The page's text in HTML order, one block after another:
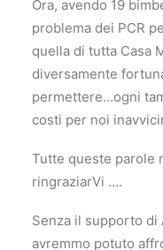
Ora, avendo 19
problema dei PCR
quella di tutta Casa
diversamente
permettere…ogni
costi per noi
Tutte queste parole
ringraziarVi ….
Senza il supporto di
avremmo potuto